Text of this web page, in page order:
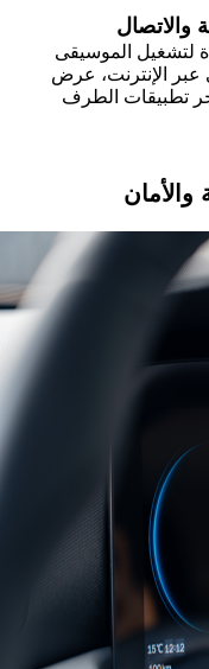
والاتصال
لتشغيل الموسيقى
عبر الإنترنت، عرض
تطبيقات الطرف
والأمان